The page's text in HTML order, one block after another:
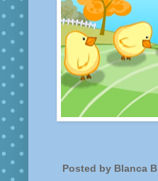
Posted by Blanca B